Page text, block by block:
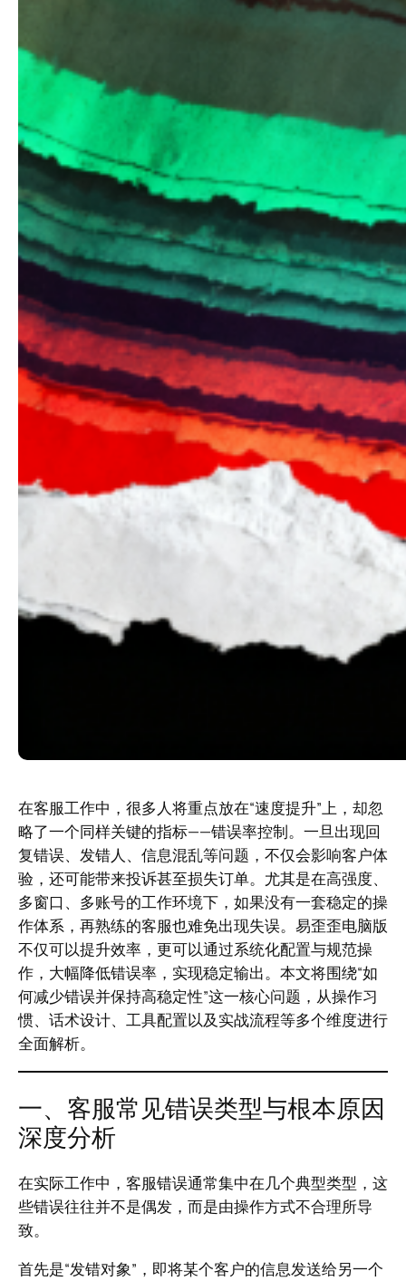
在客服工作中，很多人将重点放在“速度提升”上，却忽
略了一个同样关键的指标——错误率控制。一旦出现回
复错误、发错人、信息混乱等问题，不仅会影响客户体
验，还可能带来投诉甚至损失订单。尤其是在高强度、
多窗口、多账号的工作环境下，如果没有一套稳定的操
作体系，再熟练的客服也难免出现失误。易歪歪电脑版
不仅可以提升效率，更可以通过系统化配置与规范操
作，大幅降低错误率，实现稳定输出。本文将围绕“如
何减少错误并保持高稳定性”这一核心问题，从操作习
惯、话术设计、工具配置以及实战流程等多个维度进行
全面解析。
一、客服常见错误类型与根本原因
深度分析
在实际工作中，客服错误通常集中在几个典型类型，这
些错误往往并不是偶发，而是由操作方式不合理所导
致。
首先是“发错对象”，即将某个客户的信息发送给另一个